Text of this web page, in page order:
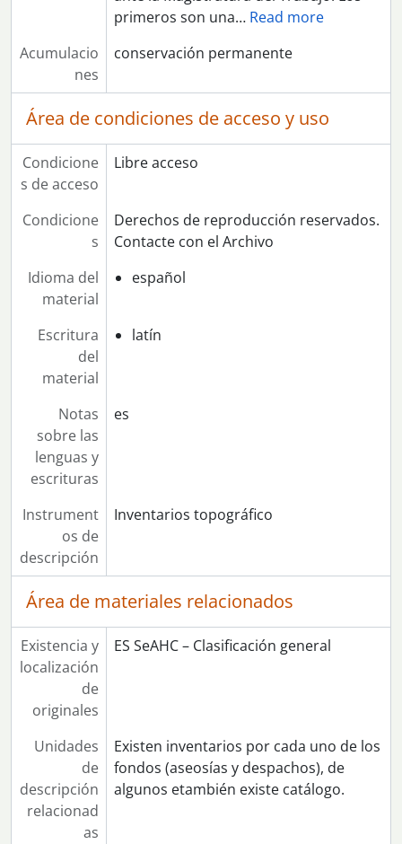
primeros son una… Read more
Acumulacio
nes
conservación permanente
Área de condiciones de acceso y uso
Condicione
s de acceso
Libre acceso
Condicione
s
Derechos de reproducción reservados.
Contacte con el Archivo
Idioma del
material
español
Escritura
del
material
latín
Notas
sobre las
lenguas y
escrituras
es
Instrument
os de
descripción
Inventarios topográfico
Área de materiales relacionados
Existencia y
localización
de
originales
ES SeAHC – Clasificación general
Unidades
de
descripción
relacionad
as
Existen inventarios por cada uno de los
fondos (aseosías y despachos), de
algunos etambién existe catálogo.